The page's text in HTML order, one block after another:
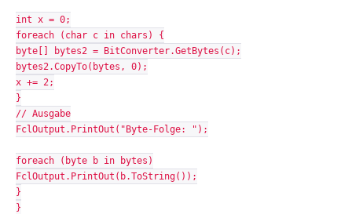
int x = 0;
foreach (char c in chars) {
byte[] bytes2 = BitConverter.GetBytes(c);
bytes2.CopyTo(bytes, 0);
x += 2;
}
// Ausgabe
FclOutput.PrintOut("Byte-Folge: ");
foreach (byte b in bytes)
FclOutput.PrintOut(b.ToString());
}
}